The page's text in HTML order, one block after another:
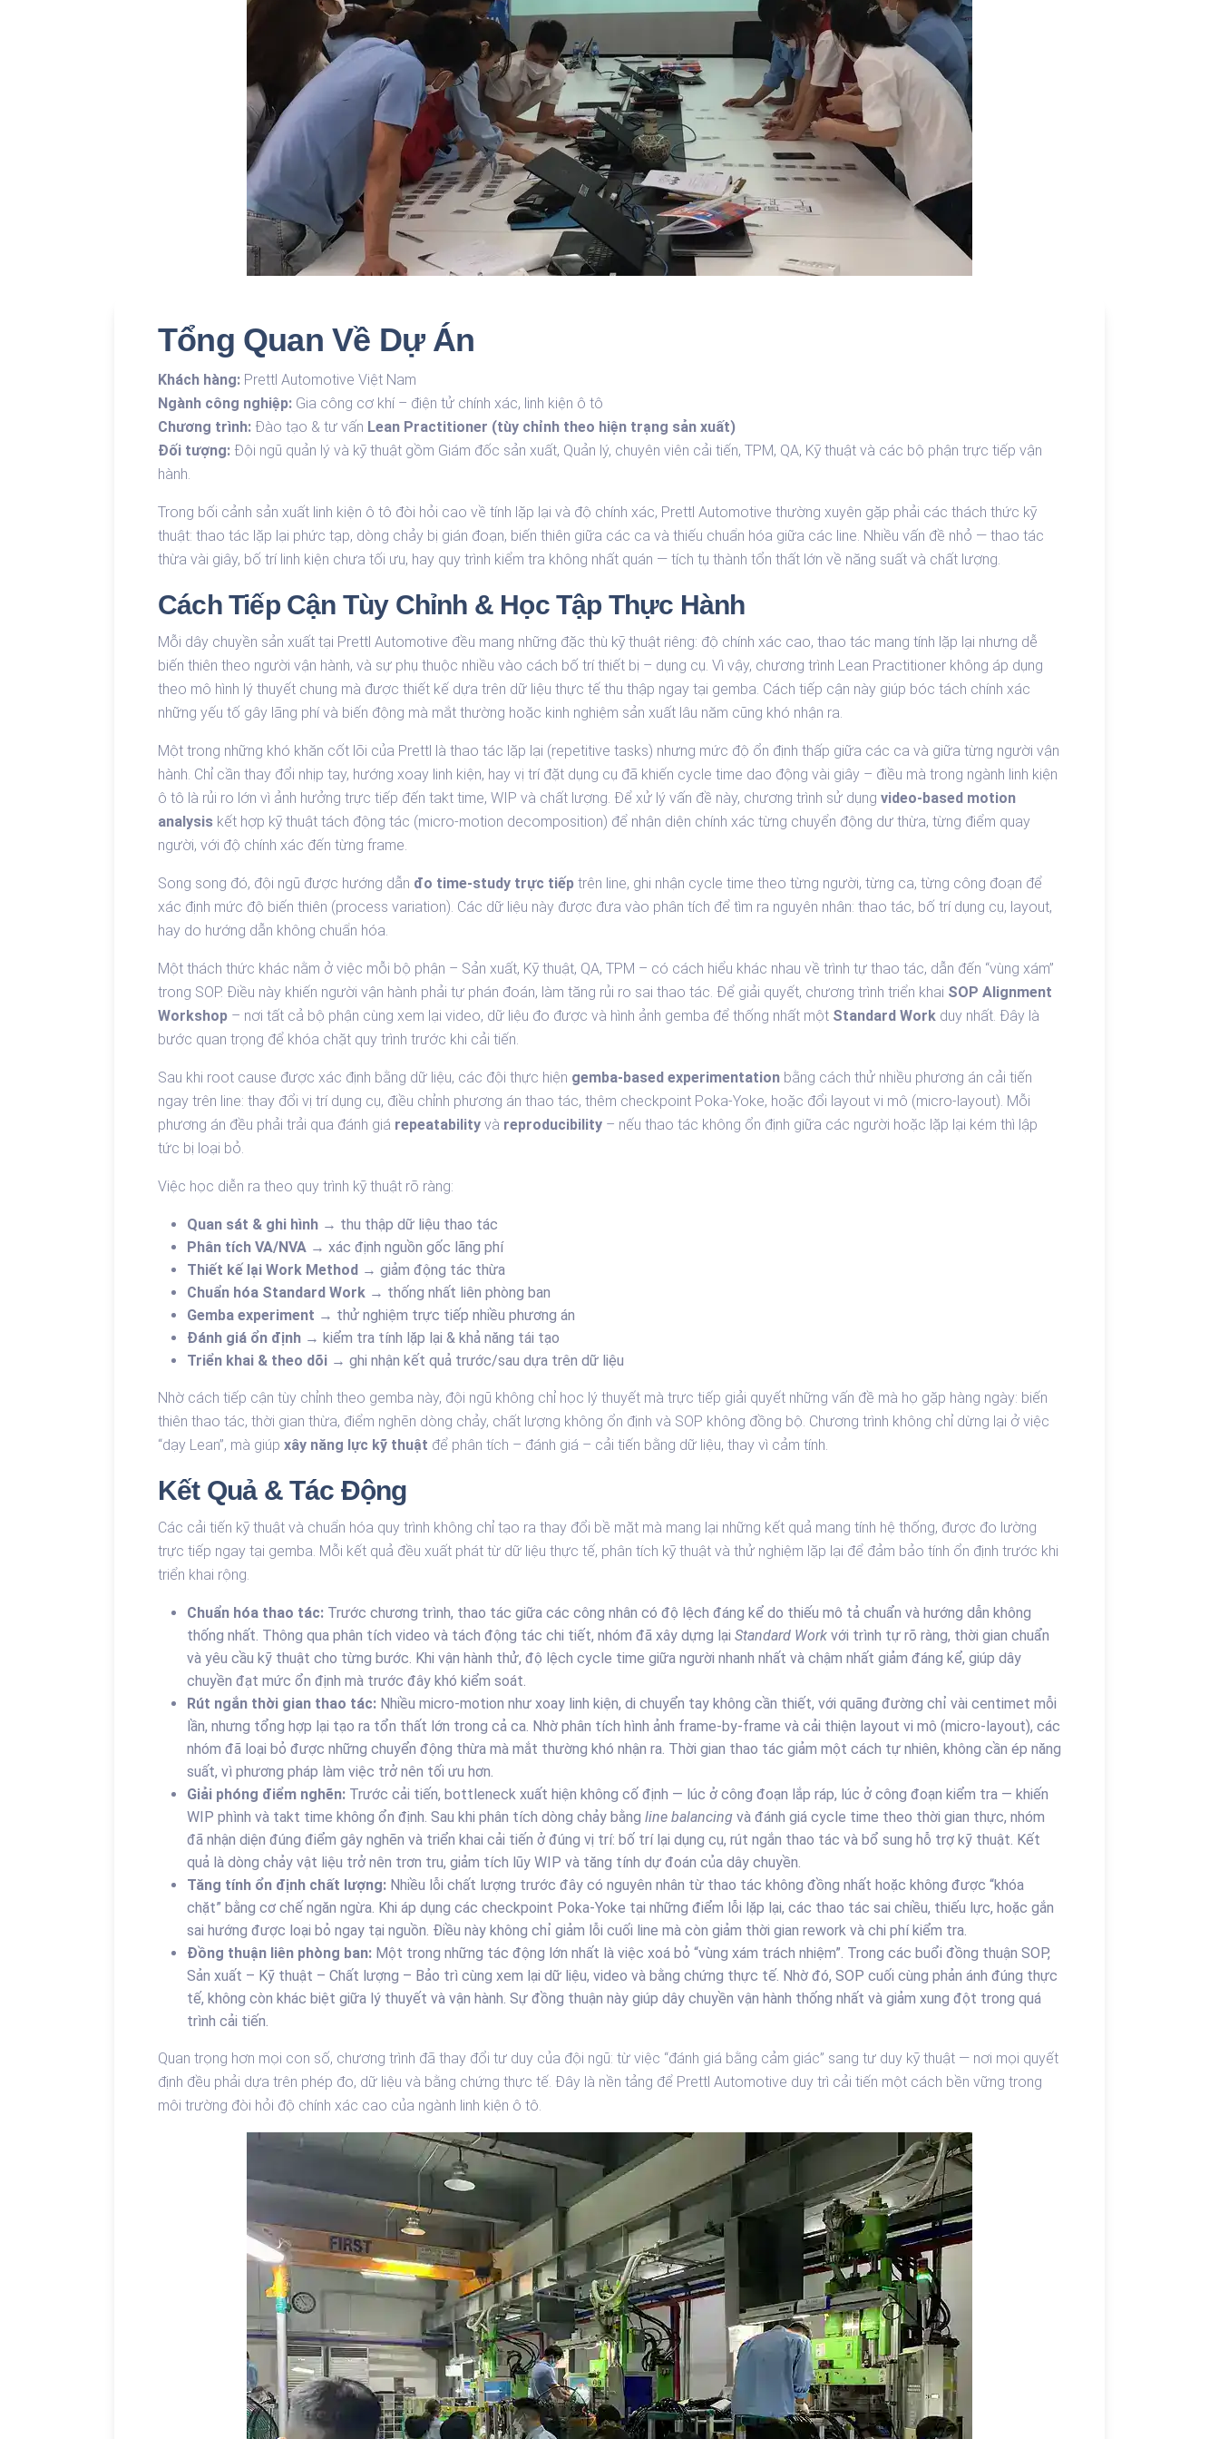
Tổng Quan Về Dự Án
Khách hàng: Prettl Automotive Việt Nam
Ngành công nghiệp: Gia công cơ khí – điện tử chính xác, linh kiện ô tô
Chương trình: Đào tạo & tư vấn Lean Practitioner (tùy chỉnh theo hiện trạng sản xuất)
Đối tượng: Đội ngũ quản lý và kỹ thuật gồm Giám đốc sản xuất, Quản lý, chuyên viên cải tiến, TPM, QA, Kỹ thuật và các bộ phận trực tiếp vận
hành.
Trong bối cảnh sản xuất linh kiện ô tô đòi hỏi cao về tính lặp lại và độ chính xác, Prettl Automotive thường xuyên gặp phải các thách thức kỹ
thuật: thao tác lặp lại phức tạp, dòng chảy bị gián đoạn, biến thiên giữa các ca và thiếu chuẩn hóa giữa các line. Nhiều vấn đề nhỏ — thao tác
thừa vài giây, bố trí linh kiện chưa tối ưu, hay quy trình kiểm tra không nhất quán — tích tụ thành tổn thất lớn về năng suất và chất lượng.
Cách Tiếp Cận Tùy Chỉnh & Học Tập Thực Hành
Mỗi dây chuyền sản xuất tại Prettl Automotive đều mang những đặc thù kỹ thuật riêng: độ chính xác cao, thao tác mang tính lặp lại nhưng dễ
biến thiên theo người vận hành, và sự phụ thuộc nhiều vào cách bố trí thiết bị – dụng cụ. Vì vậy, chương trình Lean Practitioner không áp dụng
theo mô hình lý thuyết chung mà được thiết kế dựa trên dữ liệu thực tế thu thập ngay tại gemba. Cách tiếp cận này giúp bóc tách chính xác
những yếu tố gây lãng phí và biến động mà mắt thường hoặc kinh nghiệm sản xuất lâu năm cũng khó nhận ra.
Một trong những khó khăn cốt lõi của Prettl là thao tác lặp lại (repetitive tasks) nhưng mức độ ổn định thấp giữa các ca và giữa từng người vận
hành. Chỉ cần thay đổi nhịp tay, hướng xoay linh kiện, hay vị trí đặt dụng cụ đã khiến cycle time dao động vài giây – điều mà trong ngành linh kiện
ô tô là rủi ro lớn vì ảnh hưởng trực tiếp đến takt time, WIP và chất lượng. Để xử lý vấn đề này, chương trình sử dụng video-based motion
analysis kết hợp kỹ thuật tách động tác (micro-motion decomposition) để nhận diện chính xác từng chuyển động dư thừa, từng điểm quay
người, với độ chính xác đến từng frame.
Song song đó, đội ngũ được hướng dẫn đo time-study trực tiếp trên line, ghi nhận cycle time theo từng người, từng ca, từng công đoạn để
xác định mức độ biến thiên (process variation). Các dữ liệu này được đưa vào phân tích để tìm ra nguyên nhân: thao tác, bố trí dụng cụ, layout,
hay do hướng dẫn không chuẩn hóa.
Một thách thức khác nằm ở việc mỗi bộ phận – Sản xuất, Kỹ thuật, QA, TPM – có cách hiểu khác nhau về trình tự thao tác, dẫn đến “vùng xám”
trong SOP. Điều này khiến người vận hành phải tự phán đoán, làm tăng rủi ro sai thao tác. Để giải quyết, chương trình triển khai SOP Alignment
Workshop – nơi tất cả bộ phận cùng xem lại video, dữ liệu đo được và hình ảnh gemba để thống nhất một Standard Work duy nhất. Đây là
bước quan trọng để khóa chặt quy trình trước khi cải tiến.
Sau khi root cause được xác định bằng dữ liệu, các đội thực hiện gemba-based experimentation bằng cách thử nhiều phương án cải tiến
ngay trên line: thay đổi vị trí dụng cụ, điều chỉnh phương án thao tác, thêm checkpoint Poka-Yoke, hoặc đổi layout vi mô (micro-layout). Mỗi
phương án đều phải trải qua đánh giá repeatability và reproducibility – nếu thao tác không ổn định giữa các người hoặc lặp lại kém thì lập
tức bị loại bỏ.
Việc học diễn ra theo quy trình kỹ thuật rõ ràng:
Quan sát & ghi hình → thu thập dữ liệu thao tác
Phân tích VA/NVA → xác định nguồn gốc lãng phí
Thiết kế lại Work Method → giảm động tác thừa
Chuẩn hóa Standard Work → thống nhất liên phòng ban
Gemba experiment → thử nghiệm trực tiếp nhiều phương án
Đánh giá ổn định → kiểm tra tính lặp lại & khả năng tái tạo
Triển khai & theo dõi → ghi nhận kết quả trước/sau dựa trên dữ liệu
Nhờ cách tiếp cận tùy chỉnh theo gemba này, đội ngũ không chỉ học lý thuyết mà trực tiếp giải quyết những vấn đề mà họ gặp hàng ngày: biến
thiên thao tác, thời gian thừa, điểm nghẽn dòng chảy, chất lượng không ổn định và SOP không đồng bộ. Chương trình không chỉ dừng lại ở việc
“dạy Lean”, mà giúp xây năng lực kỹ thuật để phân tích – đánh giá – cải tiến bằng dữ liệu, thay vì cảm tính.
Kết Quả & Tác Động
Các cải tiến kỹ thuật và chuẩn hóa quy trình không chỉ tạo ra thay đổi bề mặt mà mang lại những kết quả mang tính hệ thống, được đo lường
trực tiếp ngay tại gemba. Mỗi kết quả đều xuất phát từ dữ liệu thực tế, phân tích kỹ thuật và thử nghiệm lặp lại để đảm bảo tính ổn định trước khi
triển khai rộng.
Chuẩn hóa thao tác: Trước chương trình, thao tác giữa các công nhân có độ lệch đáng kể do thiếu mô tả chuẩn và hướng dẫn không
thống nhất. Thông qua phân tích video và tách động tác chi tiết, nhóm đã xây dựng lại Standard Work với trình tự rõ ràng, thời gian chuẩn
và yêu cầu kỹ thuật cho từng bước. Khi vận hành thử, độ lệch cycle time giữa người nhanh nhất và chậm nhất giảm đáng kể, giúp dây
chuyền đạt mức ổn định mà trước đây khó kiểm soát.
Rút ngắn thời gian thao tác: Nhiều micro-motion như xoay linh kiện, di chuyển tay không cần thiết, với quãng đường chỉ vài centimet mỗi
lần, nhưng tổng hợp lại tạo ra tổn thất lớn trong cả ca. Nhờ phân tích hình ảnh frame-by-frame và cải thiện layout vi mô (micro-layout), các
nhóm đã loại bỏ được những chuyển động thừa mà mắt thường khó nhận ra. Thời gian thao tác giảm một cách tự nhiên, không cần ép năng
suất, vì phương pháp làm việc trở nên tối ưu hơn.
Giải phóng điểm nghẽn: Trước cải tiến, bottleneck xuất hiện không cố định — lúc ở công đoạn lắp ráp, lúc ở công đoạn kiểm tra — khiến
WIP phình và takt time không ổn định. Sau khi phân tích dòng chảy bằng line balancing và đánh giá cycle time theo thời gian thực, nhóm
đã nhận diện đúng điểm gây nghẽn và triển khai cải tiến ở đúng vị trí: bố trí lại dụng cụ, rút ngắn thao tác và bổ sung hỗ trợ kỹ thuật. Kết
quả là dòng chảy vật liệu trở nên trơn tru, giảm tích lũy WIP và tăng tính dự đoán của dây chuyền.
Tăng tính ổn định chất lượng: Nhiều lỗi chất lượng trước đây có nguyên nhân từ thao tác không đồng nhất hoặc không được “khóa
chặt” bằng cơ chế ngăn ngừa. Khi áp dụng các checkpoint Poka-Yoke tại những điểm lỗi lặp lại, các thao tác sai chiều, thiếu lực, hoặc gắn
sai hướng được loại bỏ ngay tại nguồn. Điều này không chỉ giảm lỗi cuối line mà còn giảm thời gian rework và chi phí kiểm tra.
Đồng thuận liên phòng ban: Một trong những tác động lớn nhất là việc xoá bỏ “vùng xám trách nhiệm”. Trong các buổi đồng thuận SOP,
Sản xuất – Kỹ thuật – Chất lượng – Bảo trì cùng xem lại dữ liệu, video và bằng chứng thực tế. Nhờ đó, SOP cuối cùng phản ánh đúng thực
tế, không còn khác biệt giữa lý thuyết và vận hành. Sự đồng thuận này giúp dây chuyền vận hành thống nhất và giảm xung đột trong quá
trình cải tiến.
Quan trọng hơn mọi con số, chương trình đã thay đổi tư duy của đội ngũ: từ việc “đánh giá bằng cảm giác” sang tư duy kỹ thuật — nơi mọi quyết
định đều phải dựa trên phép đo, dữ liệu và bằng chứng thực tế. Đây là nền tảng để Prettl Automotive duy trì cải tiến một cách bền vững trong
môi trường đòi hỏi độ chính xác cao của ngành linh kiện ô tô.